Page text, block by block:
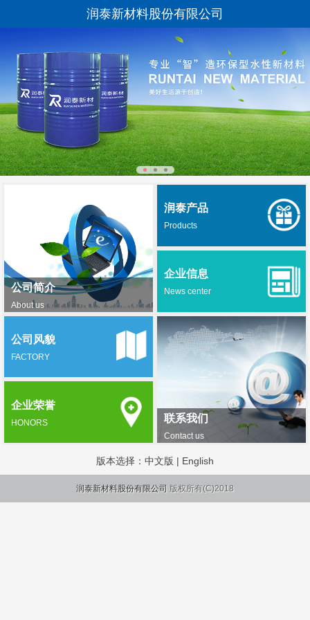
润泰新材料股份有限公司
公司简介
About us
润泰产品
Products
企业信息
News center
联系我们
Contact us
公司风貌
FACTORY
企业荣誉
HONORS
版本选择： 中文版 | English
润泰新材料股份有限公司 版权所有(C)2018